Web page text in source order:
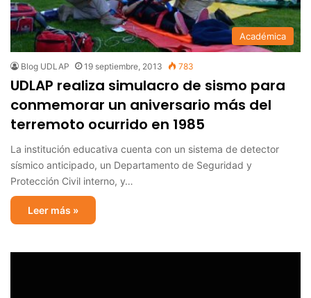
Académica
Blog UDLAP 19 septiembre, 2013 783
UDLAP realiza simulacro de sismo para
conmemorar un aniversario más del
terremoto ocurrido en 1985
La institución educativa cuenta con un sistema de detector
sísmico anticipado, un Departamento de Seguridad y
Protección Civil interno, y…
Leer más »